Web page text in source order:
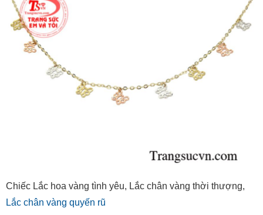
Chiếc Lắc hoa vàng tình yêu, Lắc chân vàng thời thượng,
Lắc chân vàng quyến rũ